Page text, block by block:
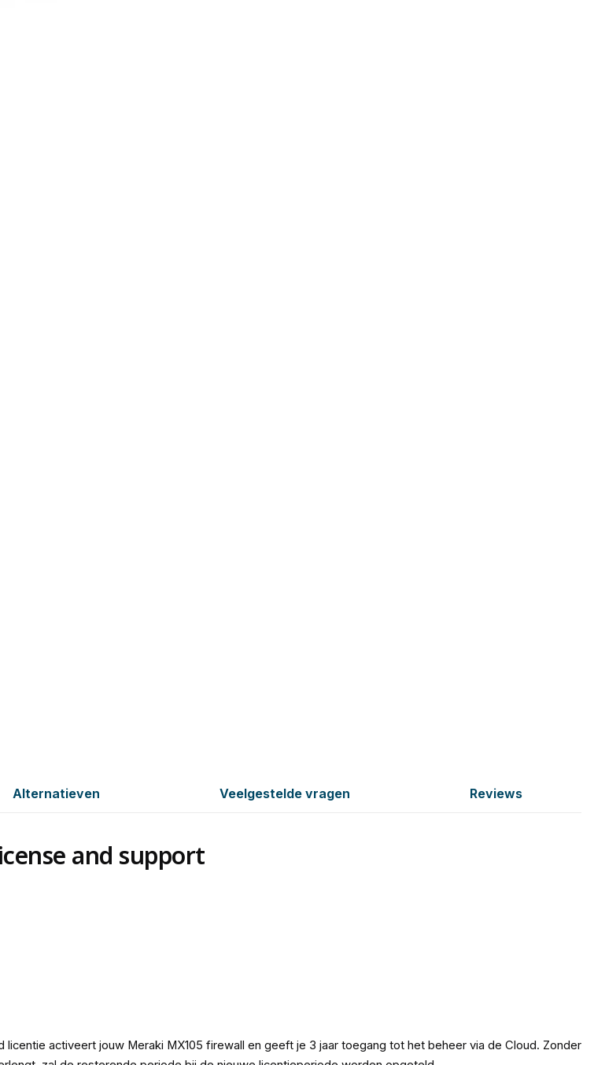
Alternatieven Veelgestelde vragen Reviews
and support
activeert jouw Meraki MX105 firewall en geeft je 3 jaar toegang tot het beheer via de Cloud. Zonder